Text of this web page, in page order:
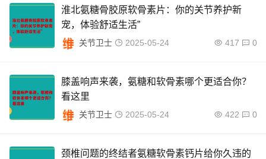
淮北氨糖骨胶原软骨素片：你的关节养护新
宠，体验舒适生活”
关节卫士 2025-05-24 417 0
膝盖响声来袭，氨糖和软骨素哪个更适合你？
看这里
关节卫士 2025-05-24 422 0
颈椎问题的终结者氨糖软骨素钙片给你久违的